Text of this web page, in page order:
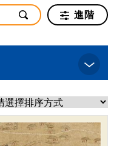
進階